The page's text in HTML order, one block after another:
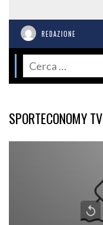
REDAZIONE
SPORTECONOMY TV